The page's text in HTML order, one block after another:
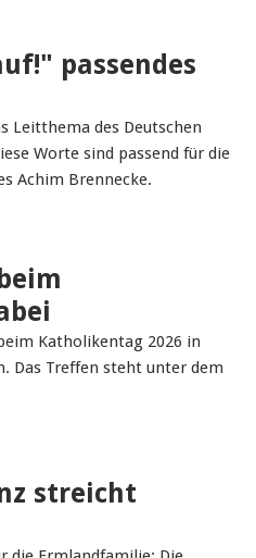
passendes
Leitthema des Deutschen
Worte sind passend für die
Achim Brennecke.
Katholikentag 2026 in
Das Treffen steht unter dem
streicht